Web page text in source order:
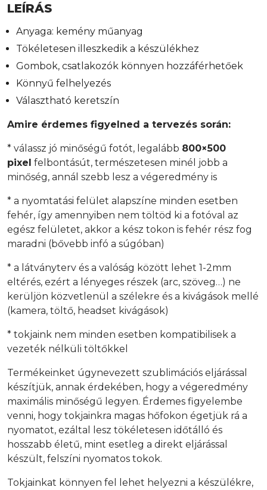
LEÍRÁS
Anyaga: kemény műanyag
Tökéletesen illeszkedik a készülékhez
Gombok, csatlakozók könnyen hozzáférhetőek
Könnyű felhelyezés
Választható keretszín
Amire érdemes figyelned a tervezés során:
* válassz jó minőségű fotót, legalább 800×500
pixel felbontásút, természetesen minél jobb a
minőség, annál szebb lesz a végeredmény is
* a nyomtatási felület alapszíne minden esetben
fehér, így amennyiben nem töltöd ki a fotóval az
egész felületet, akkor a kész tokon is fehér rész fog
maradni (bővebb infó a súgóban)
* a látványterv és a valóság között lehet 1-2mm
eltérés, ezért a lényeges részek (arc, szöveg…) ne
kerüljön közvetlenül a szélekre és a kivágások mellé
(kamera, töltő, headset kivágások)
* tokjaink nem minden esetben kompatibilisek a
vezeték nélküli töltőkkel
Termékeinket úgynevezett szublimációs eljárással
készítjük, annak érdekében, hogy a végeredmény
maximális minőségű legyen. Érdemes figyelembe
venni, hogy tokjainkra magas hőfokon égetjük rá a
nyomatot, ezáltal lesz tökéletesen időtálló és
hosszabb életű, mint esetleg a direkt eljárással
készült, felszíni nyomatos tokok.
Tokjainkat könnyen fel lehet helyezni a készülékre,